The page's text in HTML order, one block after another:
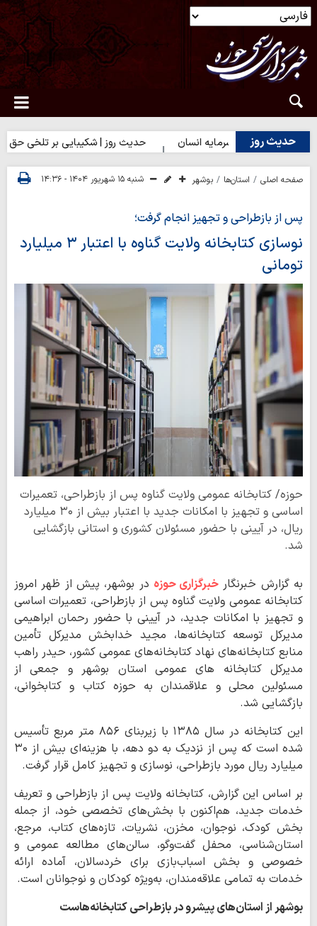
حدیث روز
| بهترین سرمایه انسان حدیث روز | شکیبایی بر تلخی حق
صفحه اصلی استان‌ها بوشهر شنبه ۱۵ شهریور ۱۴۰۴ - ۱۴:۳۶
پس از بازطراحی و تجهیز انجام گرفت؛
نوسازی کتابخانه ولایت گناوه با اعتبار ۳ میلیارد
تومانی
حوزه/ کتابخانه عمومی ولایت گناوه پس از بازطراحی، تعمیرات
اساسی و تجهیز با امکانات جدید با اعتبار بیش از ۳۰ میلیارد
ریال، در آیینی با حضور مسئولان کشوری و استانی بازگشایی
شد.
به گزارش خبرنگار خبرگزاری حوزه در بوشهر، پیش از ظهر امروز
کتابخانه عمومی ولایت گناوه پس از بازطراحی، تعمیرات اساسی
و تجهیز با امکانات جدید، در آیینی با حضور رحمان ابراهیمی
مدیرکل توسعه کتابخانه‌ها، مجید خدابخش مدیرکل تأمین
منابع کتابخانه‌های نهاد کتابخانه‌های عمومی کشور، حیدر راهب
مدیرکل کتابخانه های عمومی استان بوشهر و جمعی از
مسئولین محلی و علاقمندان به حوزه کتاب و کتابخوانی،
بازگشایی شد.
این کتابخانه در سال ۱۳۸۵ با زیربنای ۸۵۶ متر مربع تأسیس
شده است که پس از نزدیک به دو دهه، با هزینه‌ای بیش از ۳۰
میلیارد ریال مورد بازطراحی، نوسازی و تجهیز کامل قرار گرفت.
بر اساس این گزارش، کتابخانه ولایت پس از بازطراحی و تعریف
خدمات جدید، هم‌اکنون با بخش‌های تخصصی خود، از جمله
بخش کودک، نوجوان، مخزن، نشریات، تازه‌های کتاب، مرجع،
استان‌شناسی، محفل گفت‌وگو، سالن‌های مطالعه عمومی و
خصوصی و بخش اسباب‌بازی برای خردسالان، آماده ارائه
خدمات به تمامی علاقه‌مندان، به‌ویژه کودکان و نوجوانان است.
بوشهر از استان‌های پیشرو در بازطراحی کتابخانه‌هاست